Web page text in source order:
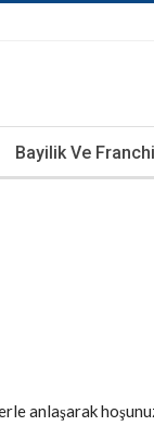
Bayilik Ve
anlaşarak